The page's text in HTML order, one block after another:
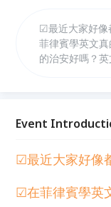
☑最近大家好像
菲律賓學英文
的治安好嗎？
Event
☑最近大家好像
☑在菲律賓學英